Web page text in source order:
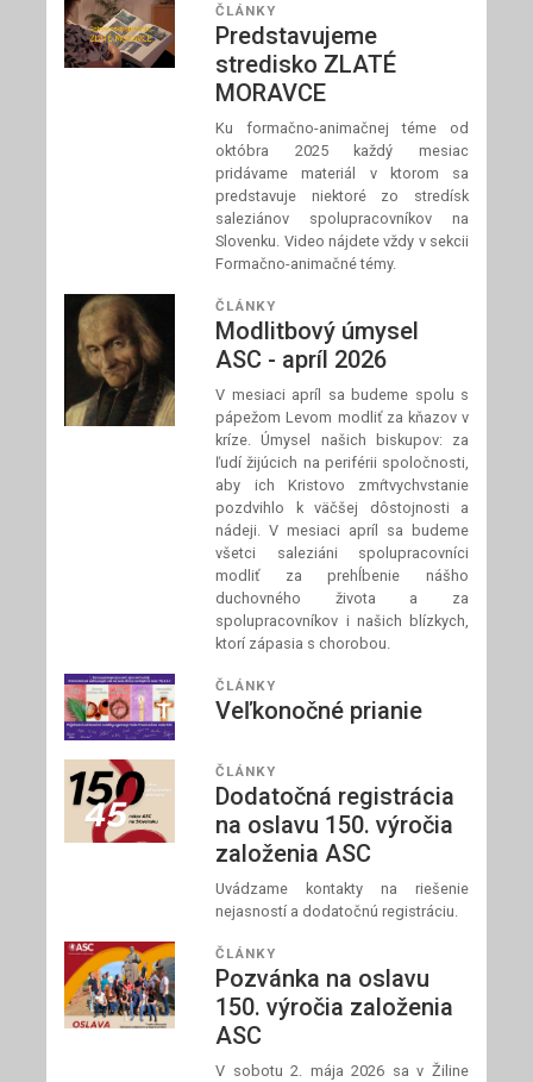
ČLÁNKY
Predstavujeme
stredisko ZLATÉ
MORAVCE
Ku formačno-animačnej téme od
októbra 2025 každý mesiac
pridávame materiál v ktorom sa
predstavuje niektoré zo stredísk
saleziánov spolupracovníkov na
Slovenku. Video nájdete vždy v sekcii
Formačno-animačné témy.
ČLÁNKY
Modlitbový úmysel
ASC - apríl 2026
V mesiaci apríl sa budeme spolu s
pápežom Levom modliť za kňazov v
kríze. Úmysel našich biskupov: za
ľudí žijúcich na periférii spoločnosti,
aby ich Kristovo zmŕtvychvstanie
pozdvihlo k väčšej dôstojnosti a
nádeji. V mesiaci apríl sa budeme
všetci saleziáni spolupracovníci
modliť za prehĺbenie nášho
duchovného života a za
spolupracovníkov i našich blízkych,
ktorí zápasia s chorobou.
ČLÁNKY
Veľkonočné prianie
ČLÁNKY
Dodatočná registrácia
na oslavu 150. výročia
založenia ASC
Uvádzame kontakty na riešenie
nejasností a dodatočnú registráciu.
ČLÁNKY
Pozvánka na oslavu
150. výročia založenia
ASC
V sobotu 2. mája 2026 sa v Žiline